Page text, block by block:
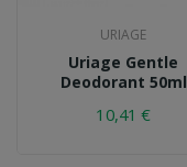
URIAGE
Uriage Gentle
Deodorant 50ml
10,41 €